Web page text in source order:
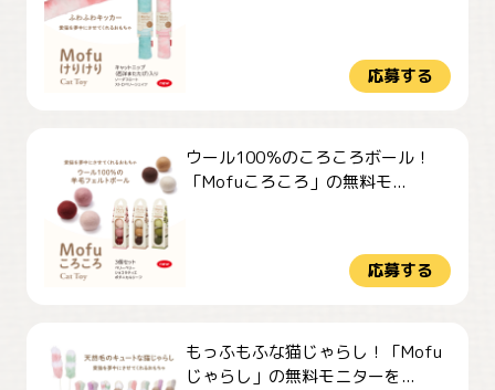
応募する
ウール100％のころころボール！
「Mofuころころ」の無料モ...
応募する
もっふもふな猫じゃらし！「Mofu
じゃらし」の無料モニターを...